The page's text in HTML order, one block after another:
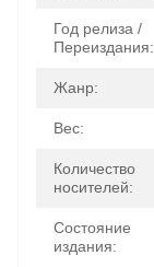
Год релиза /
Переиздания:
Жанр:
Вес:
Количество
носителей:
Состояние
издания: